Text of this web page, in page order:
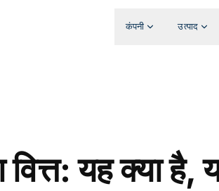
कंपनी उत्पाद
यह क्या